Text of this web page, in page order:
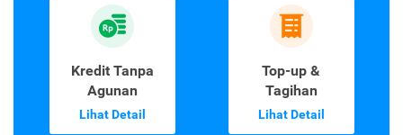
Kredit Tanpa
Agunan
Lihat Detail
Top-up &
Tagihan
Lihat Detail